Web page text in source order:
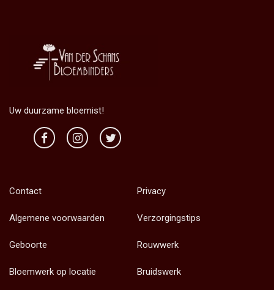
Uw duurzame bloemist!
Contact Privacy
Algemene voorwaarden Verzorgingstips
Geboorte Rouwwerk
Bloemwerk op locatie Bruidswerk